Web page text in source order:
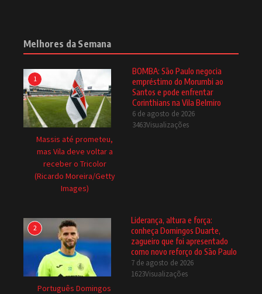
Melhores da Semana
1
Massis até prometeu,
mas Vila deve voltar a
receber o Tricolor
(Ricardo Moreira/Getty
Images)
BOMBA: São Paulo negocia
empréstimo do Morumbi ao
Santos e pode enfrentar
Corinthians na Vila Belmiro
6 de agosto de 2026
3463Visualizações
2
Português Domingos
Liderança, altura e força:
conheça Domingos Duarte,
zagueiro que foi apresentado
como novo reforço do São Paulo
7 de agosto de 2026
1623Visualizações